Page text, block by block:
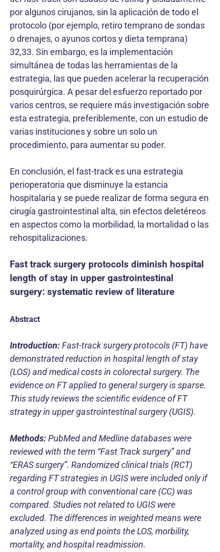
por algunos cirujanos, sin la aplicación de todo el
protocolo (por ejemplo, retiro temprano de sondas
o drenajes, o ayunos cortos y dieta temprana)
32,33. Sin embargo, es la implementación
simultánea de todas las herramientas de la
estrategia, las que pueden acelerar la recuperación
posquirúrgica. A pesar del esfuerzo repor­tado por
varios centros, se requiere más investigación sobre
esta estrategia, preferiblemente, con un estudio de
varias instituciones y sobre un solo un
procedimiento, para aumentar su poder.
En conclusión, el fast-track es una estrategia
periope­ratoria que disminuye la estancia
hospitalaria y se puede realizar de forma segura en
cirugía gastrointestinal alta, sin efectos deletéreos
en aspectos como la morbilidad, la mortalidad o las
rehospitalizaciones.
Fast track surgery protocols diminish hospital
length of stay in upper gastrointestinal
surgery: systematic review of literature
Abstract
Introduction:Fast-track surgery protocols (FT) have
demonstrated reduction in hospital length of stay
(LOS) and medical costs in colorectal surgery. The
evidence on FT applied to general surgery is sparse.
This study reviews the scientific evidence of FT
strategy in upper gastrointestinal surgery (UGIS).
Methods:PubMed and Medline databases were
reviewed with the term “Fast Track surgery” and
“ERAS surgery”. Randomized clinical trials (RCT)
regarding FT strategies in UGIS were included only if
a control group with conventional care (CC) was
compared. Studies not related to UGIS were
excluded. The differences in weighted means were
analyzed using as end points the LOS, morbility,
mortality, and hospital readmission.